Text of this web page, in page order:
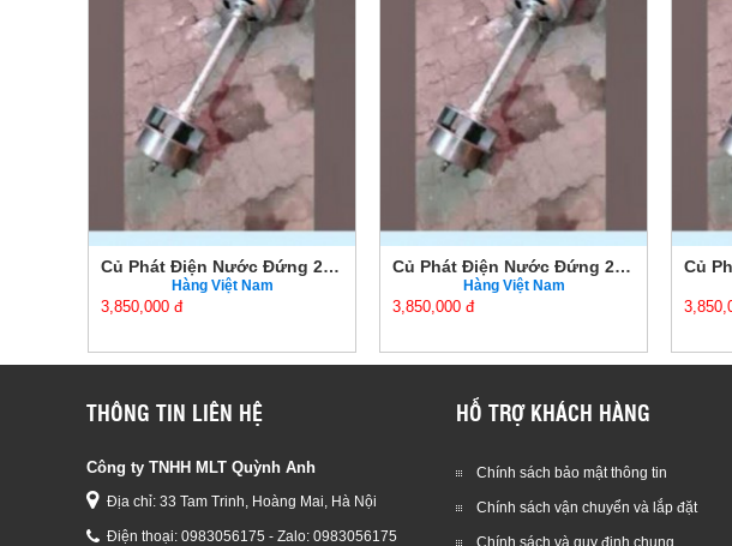
Củ Phát Điện Nước Đứng 2KW Chính Hãng Giá Tốt
Hàng Việt Nam
3,850,000 đ
Củ Phát Điện Nước Đứng 2KW Chính Hãng Giá Tốt
Hàng Việt Nam
3,850,000 đ
THÔNG TIN LIÊN HỆ
Công ty TNHH MLT Quỳnh Anh
Địa chỉ: 33 Tam Trinh, Hoàng Mai, Hà Nội
Điện thoại: 0983056175 - Zalo: 0983056175
HỖ TRỢ KHÁCH HÀNG
Chính sách bảo mật thông tin
Chính sách vận chuyển và lắp đặt
Chính sách và quy định chung